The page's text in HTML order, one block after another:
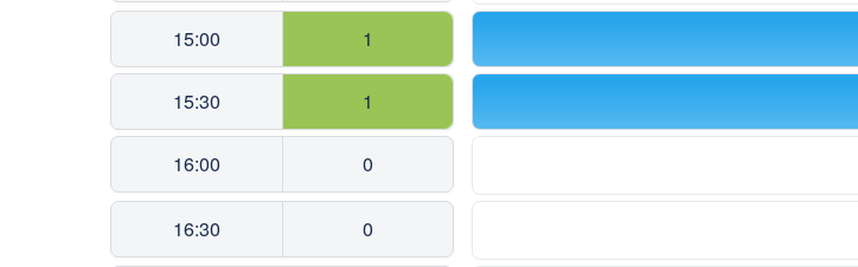
15:00 1
15:30 1
16:00 0
16:30 0